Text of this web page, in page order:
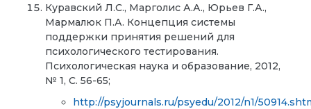
Куравский Л.С., Марголис А.А., Юрьев Г.А.,
Мармалюк П.А. Концепция системы
поддержки принятия решений для
психологического тестирования.
Психологическая наука и образование, 2012,
№ 1, С. 56-65;
http://psyjournals.ru/psyedu/2012/n1/